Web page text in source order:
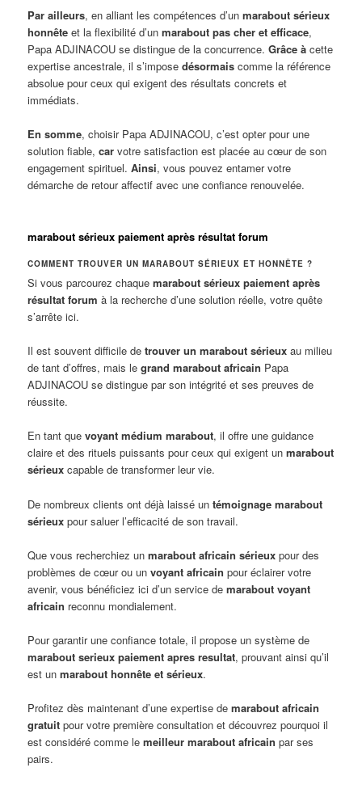
Par ailleurs, en alliant les compétences d’unmarabout sérieux
honnête et la flexibilité d’unmarabout pas cher et efficace,
Papa ADJINACOU se distingue de la concurrence.Grâce à cette
expertise ancestrale, il s’imposedésormais comme la référence
absolue pour ceux qui exigent des résultats concrets et
immédiats.
En somme, choisir Papa ADJINACOU, c’est opter pour une
solution fiable,car votre satisfaction est placée au cœur de son
engagement spirituel.Ainsi, vous pouvez entamer votre
démarche de retour affectif avec une confiance renouvelée.
marabout sérieux paiement après résultat forum
COMMENT TROUVER UN MARABOUT SÉRIEUX ET HONNÊTE ?
Si vous parcourez chaquemarabout sérieux paiement après
résultat forum à la recherche d’une solution réelle, votre quête
s’arrête ici.
Il est souvent difficile detrouver un marabout sérieux au milieu
de tant d’offres, mais legrand marabout africain Papa
ADJINACOU se distingue par son intégrité et ses preuves de
réussite.
En tant quevoyant médium marabout, il offre une guidance
claire et des rituels puissants pour ceux qui exigent unmarabout
sérieux capable de transformer leur vie.
De nombreux clients ont déjà laissé untémoignage marabout
sérieux pour saluer l’efficacité de son travail.
Que vous recherchiez unmarabout africain sérieux pour des
problèmes de cœur ou unvoyant africain pour éclairer votre
avenir, vous bénéficiez ici d’un service demarabout voyant
africain reconnu mondialement.
Pour garantir une confiance totale, il propose un système de
marabout serieux paiement apres resultat, prouvant ainsi qu’il
est unmarabout honnête et sérieux.
Profitez dès maintenant d’une expertise demarabout africain
gratuit pour votre première consultation et découvrez pourquoi il
est considéré comme lemeilleur marabout africain par ses
pairs.